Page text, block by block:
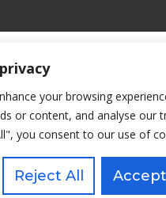
your browsing
or content, and analyse our
you consent to our use of
Reject All Accept